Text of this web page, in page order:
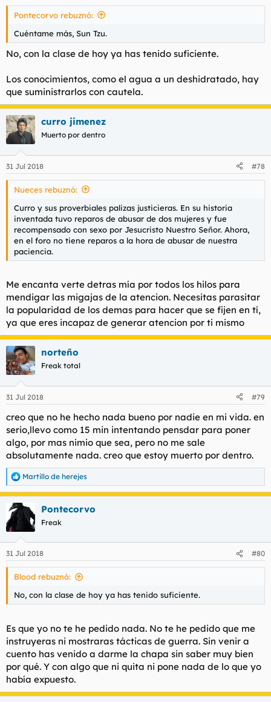
Pontecorvo rebuznó:
Cuéntame más, Sun Tzu.
No, con la clase de hoy ya has tenido suficiente.
Los conocimientos, como el agua a un deshidratado, hay
que suministrarlos con cautela.
curro jimenez
Muerto por dentro
31 Jul 2018 #78
Nueces rebuznó:
Curro y sus proverbiales palizas justicieras. En su historia
inventada tuvo reparos de abusar de dos mujeres y fue
recompensado con sexo por Jesucristo Nuestro Señor. Ahora,
en el foro no tiene reparos a la hora de abusar de nuestra
paciencia.
Me encanta verte detras mía por todos los hilos para
mendigar las migajas de la atencion. Necesitas parasitar
la popularidad de los demas para hacer que se fijen en tí,
ya que eres incapaz de generar atencion por ti mismo
norteño
Freak total
31 Jul 2018 #79
creo que no he hecho nada bueno por nadie en mi vida. en
serio,llevo como 15 min intentando pensdar para poner
algo, por mas nimio que sea, pero no me sale
absolutamente nada. creo que estoy muerto por dentro.
R
e
a
c
c
i
e
s
Martillo de herejes
Pontecorvo
Freak
31 Jul 2018 #80
Blood rebuznó:
No, con la clase de hoy ya has tenido suficiente.
Es que yo no te he pedido nada. No te he pedido que me
instruyeras ni mostraras tácticas de guerra. Sin venir a
cuento has venido a darme la chapa sin saber muy bien
por qué. Y con algo que ni quita ni pone nada de lo que yo
había expuesto.